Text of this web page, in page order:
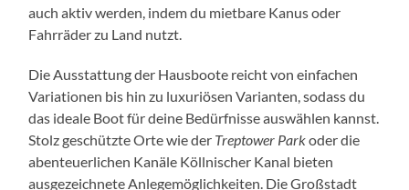
auch aktiv werden, indem du mietbare Kanus oder
Fahrräder zu Land nutzt.
Die Ausstattung der Hausboote reicht von einfachen
Variationen bis hin zu luxuriösen Varianten, sodass du
das ideale Boot für deine Bedürfnisse auswählen kannst.
Stolz geschützte Orte wie der Treptower Parkoder die
abenteuerlichen Kanäle Köllnischer Kanal bieten
ausgezeichnete Anlegemöglichkeiten. Die Großstadt